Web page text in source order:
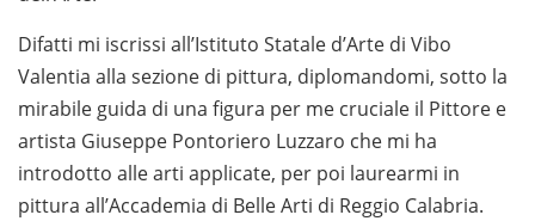
Difatti mi iscrissi all’Istituto Statale d’Arte di Vibo
Valentia alla sezione di pittura, diplomandomi, sotto la
mirabile guida di una figura per me cruciale il Pittore e
artista Giuseppe Pontoriero Luzzaro che mi ha
introdotto alle arti applicate, per poi laurearmi in
pittura all’Accademia di Belle Arti di Reggio Calabria.